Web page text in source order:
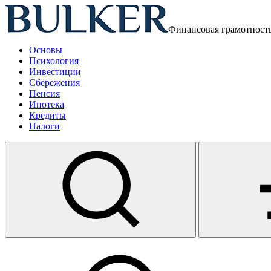
Финансовая
Основы
Психология
Инвестиции
Сбережения
Пенсия
Ипотека
Кредиты
Налоги